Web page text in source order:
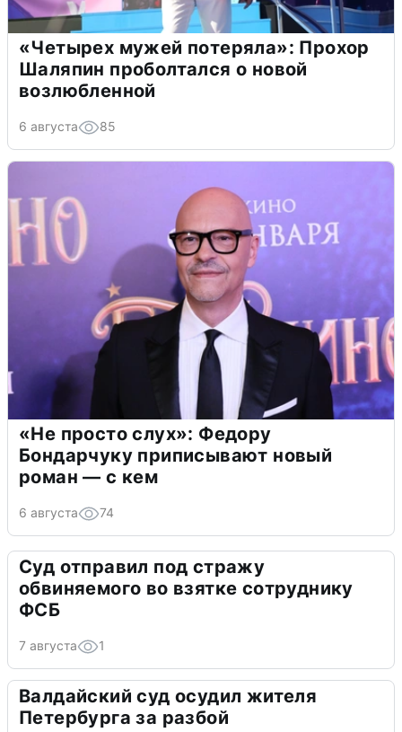
«Четырех мужей потеряла»: Прохор
Шаляпин проболтался о новой
возлюбленной
6 августа 85
«Не просто слух»: Федору
Бондарчуку приписывают новый
роман — с кем
6 августа 74
Суд отправил под стражу
обвиняемого во взятке сотруднику
ФСБ
7 августа 1
Валдайский суд осудил жителя
Петербурга за разбой